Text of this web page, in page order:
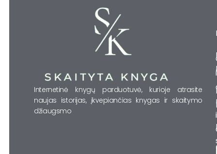
Internetinė knygų parduotuvė, kurioje atrasite
naujas istorijas, įkvepiančias knygas ir skaitymo
džiaugsmo